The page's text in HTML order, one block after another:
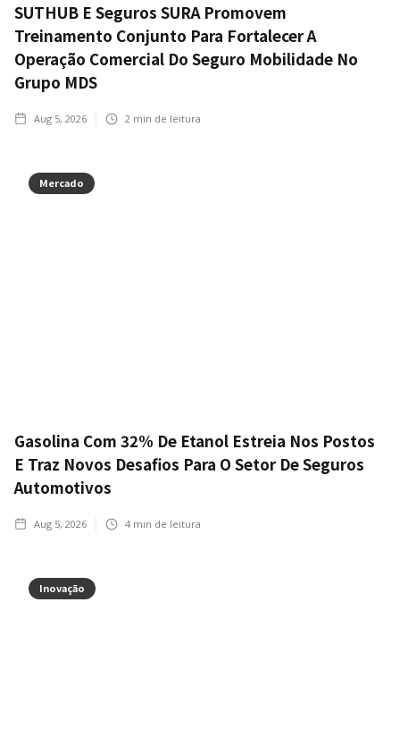
SUTHUB E Seguros SURA Promovem
Treinamento Conjunto Para Fortalecer A
Operação Comercial Do Seguro Mobilidade No
Grupo MDS
Aug 5, 2026 2 min de leitura
Mercado
Gasolina Com 32% De Etanol Estreia Nos Postos
E Traz Novos Desafios Para O Setor De Seguros
Automotivos
Aug 5, 2026 4 min de leitura
Inovação